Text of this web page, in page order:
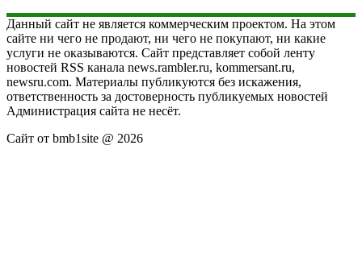
Данный сайт не является коммерческим проектом. На этом
сайте ни чего не продают, ни чего не покупают, ни какие
услуги не оказываются. Сайт представляет собой ленту
новостей RSS канала news.rambler.ru, kommersant.ru,
newsru.com. Материалы публикуются без искажения,
ответственность за достоверность публикуемых новостей
Администрация сайта не несёт.
Сайт от bmb1site @ 2026